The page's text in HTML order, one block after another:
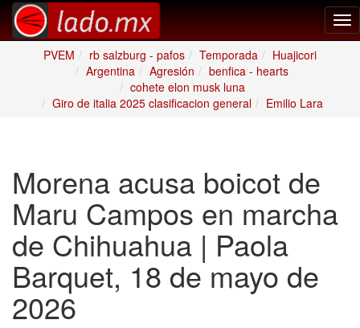
PVEM
rb salzburg - pafos Temporada
Huajicori
Argentina
Agresión
benfica - hearts
cohete elon musk luna
Giro de italia 2025 clasificacion general
Emilio Lara
Morena acusa boicot de
Maru Campos en marcha
de Chihuahua | Paola
Barquet, 18 de mayo de
2026